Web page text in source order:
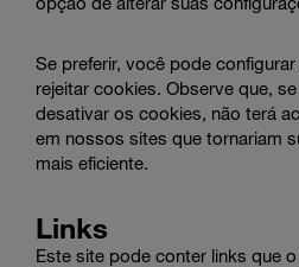
Se preferir, você pode
rejeitar cookies. Observe que,
desativar os cookies, não terá
em nossos sites que tornariam
mais eficiente.
Links
Este site pode conter links que